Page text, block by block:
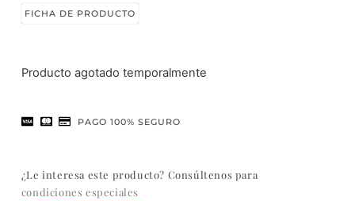
FICHA DE PRODUCTO
Producto agotado temporalmente
PAGO 100% SEGURO
¿Le interesa este producto? Consúltenos para
condiciones especiales